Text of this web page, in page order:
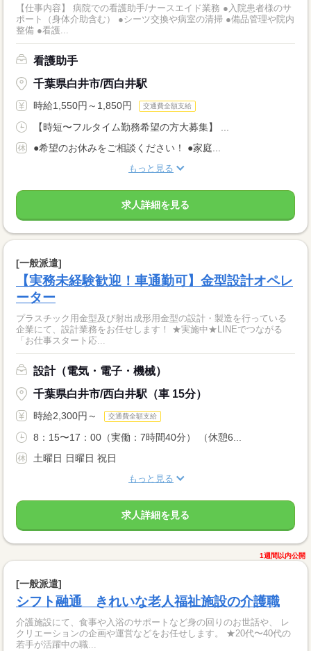
【仕事内容】 病院での看護助手/ナースエイド業務 ●入院患者様のサ
ポート（身体介助含む） ●シーツ交換や病室の清掃 ●備品管理や院内
整備 ●看護...
看護助手
千葉県白井市/西白井駅
時給1,550円～1,850円 交通費全額支給
【時短〜フルタイム勤務希望の方大募集】 ...
●希望のお休みをご相談ください！ ●家庭...
もっと見る
求人詳細を見る
[一般派遣]
【実務未経験歓迎！車通勤可】金型設計オペレ
ーター
プラスチック用金型及び射出成形用金型の設計・製造を行っている
企業にて、設計業務をお任せします！ ★実施中★LINEでつながる
「お仕事スタート応...
設計（電気・電子・機械）
千葉県白井市/西白井駅（車 15分）
時給2,300円～ 交通費全額支給
8：15〜17：00（実働：7時間40分） （休憩6...
土曜日 日曜日 祝日
もっと見る
求人詳細を見る
1週間以内公開
[一般派遣]
シフト融通 きれいな老人福祉施設の介護職
介護施設にて、食事や入浴のサポートなど身の回りのお世話や、 レ
クリエーションの企画や運営などをお任せします。 ★20代〜40代の
若手が活躍中の職...